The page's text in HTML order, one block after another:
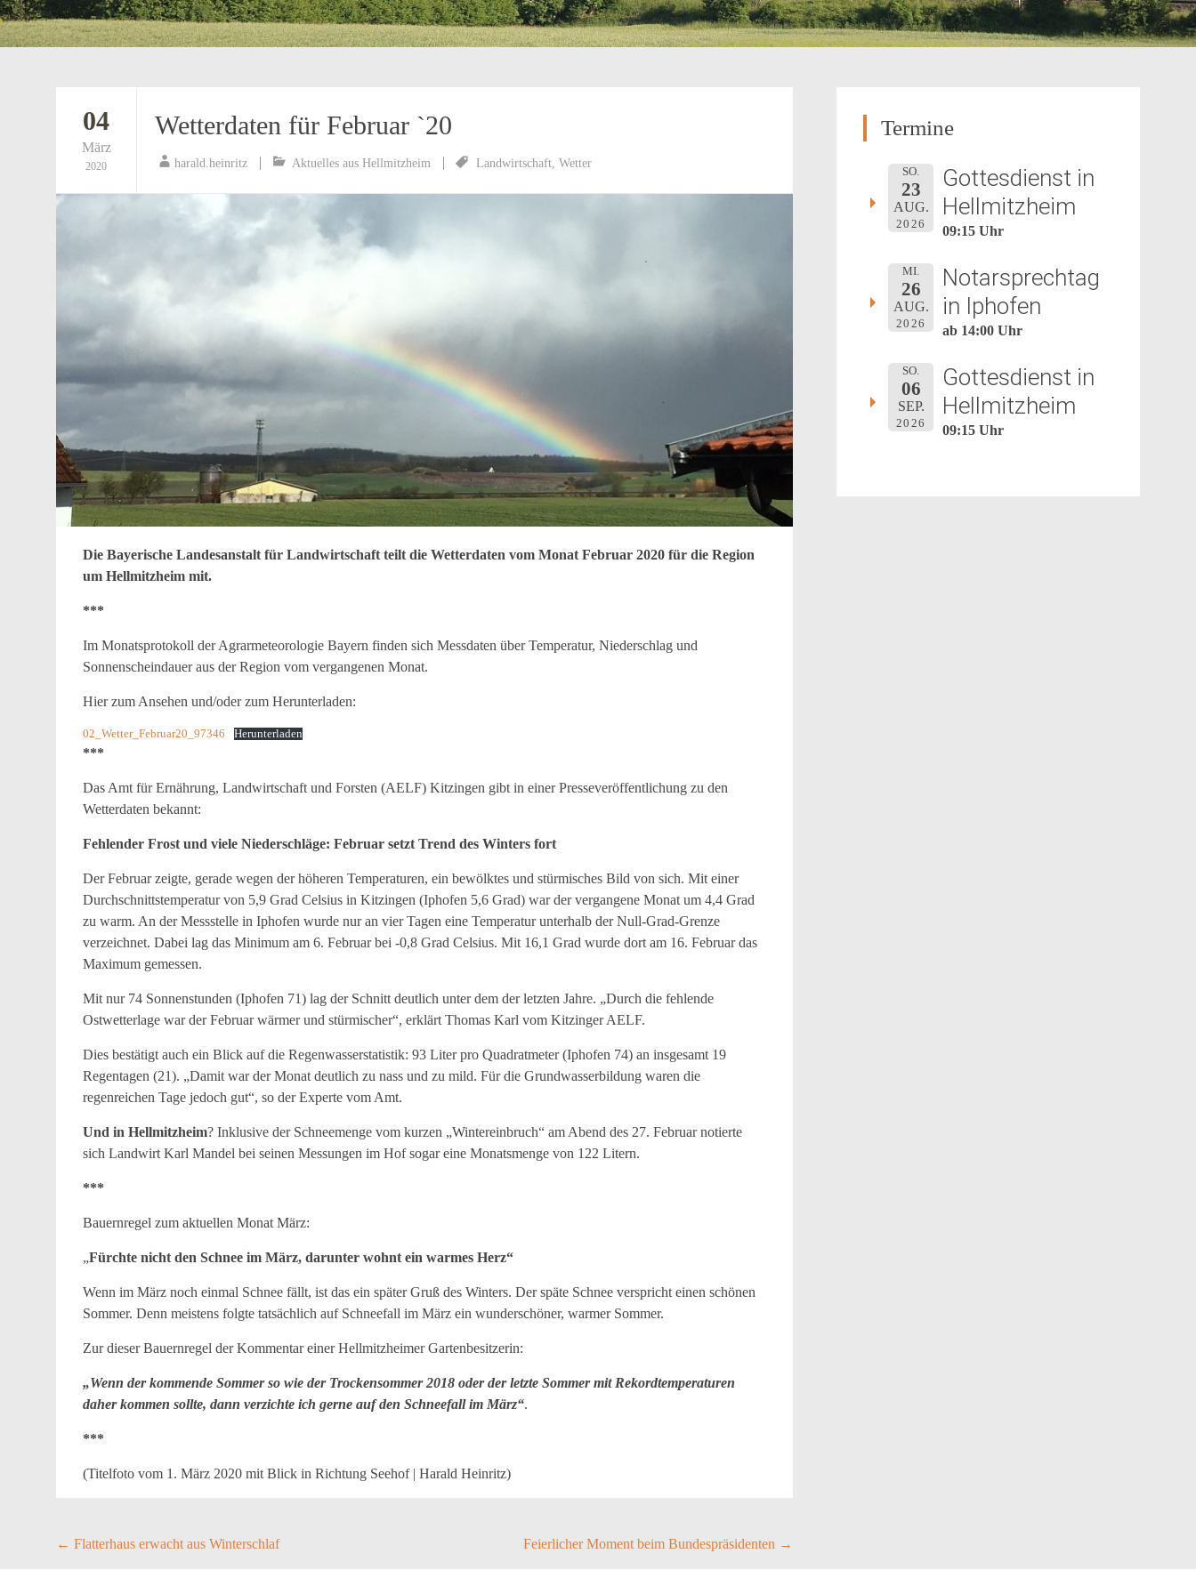
04
März
2020
Wetterdaten für Februar `20
harald.heinritz Aktuelles aus Hellmitzheim Landwirtschaft Wetter
Die Bayerische Landesanstalt für Landwirtschaft teilt die Wetterdaten vom Monat Februar 2020 für die Region
um Hellmitzheim mit.
***
Im Monatsprotokoll der Agrarmeteorologie Bayern finden sich Messdaten über Temperatur, Niederschlag und
Sonnenscheindauer aus der Region vom vergangenen Monat.
Hier zum Ansehen und/oder zum Herunterladen:
02_Wetter_Februar20_97346 Herunterladen
***
Das Amt für Ernährung, Landwirtschaft und Forsten (AELF) Kitzingen gibt in einer Presseveröffentlichung zu den
Wetterdaten bekannt:
Fehlender Frost und viele Niederschläge: Februar setzt Trend des Winters fort
Der Februar zeigte, gerade wegen der höheren Temperaturen, ein bewölktes und stürmisches Bild von sich. Mit einer
Durchschnittstemperatur von 5,9 Grad Celsius in Kitzingen (Iphofen 5,6 Grad) war der vergangene Monat um 4,4 Grad
zu warm. An der Messstelle in Iphofen wurde nur an vier Tagen eine Temperatur unterhalb der Null-Grad-Grenze
verzeichnet. Dabei lag das Minimum am 6. Februar bei -0,8 Grad Celsius. Mit 16,1 Grad wurde dort am 16. Februar das
Maximum gemessen.
Mit nur 74 Sonnenstunden (Iphofen 71) lag der Schnitt deutlich unter dem der letzten Jahre. „Durch die fehlende
Ostwetterlage war der Februar wärmer und stürmischer“, erklärt Thomas Karl vom Kitzinger AELF.
Dies bestätigt auch ein Blick auf die Regenwasserstatistik: 93 Liter pro Quadratmeter (Iphofen 74) an insgesamt 19
Regentagen (21). „Damit war der Monat deutlich zu nass und zu mild. Für die Grundwasserbildung waren die
regenreichen Tage jedoch gut“, so der Experte vom Amt.
Und in Hellmitzheim? Inklusive der Schneemenge vom kurzen „Wintereinbruch“ am Abend des 27. Februar notierte
sich Landwirt Karl Mandel bei seinen Messungen im Hof sogar eine Monatsmenge von 122 Litern.
***
Bauernregel zum aktuellen Monat März:
„Fürchte nicht den Schnee im März, darunter wohnt ein warmes Herz“
Wenn im März noch einmal Schnee fällt, ist das ein später Gruß des Winters. Der späte Schnee verspricht einen schönen
Sommer. Denn meistens folgte tatsächlich auf Schneefall im März ein wunderschöner, warmer Sommer.
Zur dieser Bauernregel der Kommentar einer Hellmitzheimer Gartenbesitzerin:
„Wenn der kommende Sommer so wie der Trockensommer 2018 oder der letzte Sommer mit Rekordtemperaturen
daher kommen sollte, dann verzichte ich gerne auf den Schneefall im März“.
***
(Titelfoto vom 1. März 2020 mit Blick in Richtung Seehof | Harald Heinritz)
Post
← Flatterhaus erwacht aus Winterschlaf Feierlicher Moment beim Bundespräsidenten →
Termine
SO.
23
AUG.
2026
Gottesdienst in
Hellmitzheim
09:15 Uhr
MI.
26
AUG.
2026
Notarsprechtag
in Iphofen
ab 14:00 Uhr
SO.
06
SEP.
2026
Gottesdienst in
Hellmitzheim
09:15 Uhr